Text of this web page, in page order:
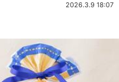
2026.3.9 18:07